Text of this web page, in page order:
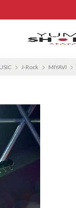
J-Rock MIYAVI